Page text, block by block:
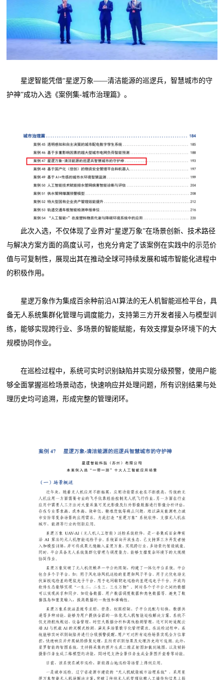
星逻智能凭借“星逻万象——清洁能源的巡逻兵，智慧城市的守
护神”成功入选《案例集-城市治理篇》。
此次入选，不仅体现了业界对“星逻万象”在场景创新、技术路径
与解决方案方面的高度认可，也充分肯定了该案例在实践中的示范价
值与可复制性，展现出其在推动全球可持续发展和城市智能化进程中
的积极作用。
星逻万象作为集成百余种前沿AI算法的无人机智能巡检平台，具
备无人系统集群化管理与调度能力，支持第三方开发者接入与模型训
练，能够实现跨行业、多场景的智能赋能，有效支撑复杂环境下的大
规模协同作业。
在巡检过程中，系统可实时识别缺陷并实现分级预警，使用户能
够全面掌握巡检场景动态，快速响应并处理问题，所有识别结果与处
理历史均可追溯，形成完整的管理闭环。